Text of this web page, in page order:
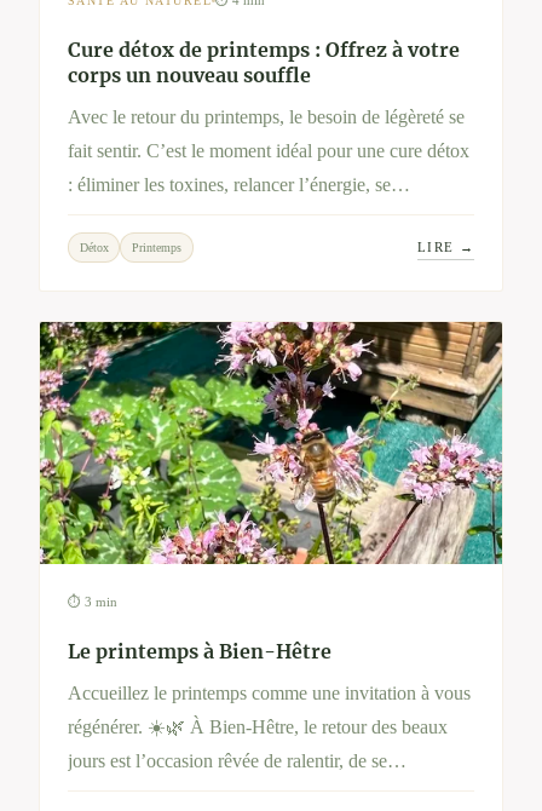
Cure détox de printemps : Offrez à votre
corps un nouveau souffle
Avec le retour du printemps, le besoin de légèreté se
fait sentir. C’est le moment idéal pour une cure détox
: éliminer les toxines, relancer l’énergie, se
reconnecter à soi. Découvrez pourquoi cette pratique
millénaire revient chaque année, et comment un
séjour chez Bien-Hêtre peut vous aider à vivre
pleinement cette renaissance saisonnière.
Détox Printemps LIRE →
⏱ 3 min
Le printemps à Bien-Hêtre
Accueillez le printemps comme une invitation à vous
régénérer. ☀️🌿 À Bien-Hêtre, le retour des beaux
jours est l’occasion rêvée de ralentir, de se
reconnecter à la nature et de prendre soin de soi en